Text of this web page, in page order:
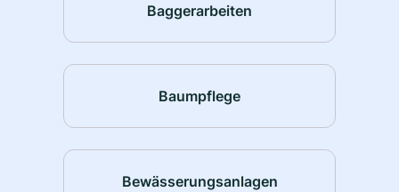
Baggerarbeiten
Baumpflege
Bewässerungsanlagen